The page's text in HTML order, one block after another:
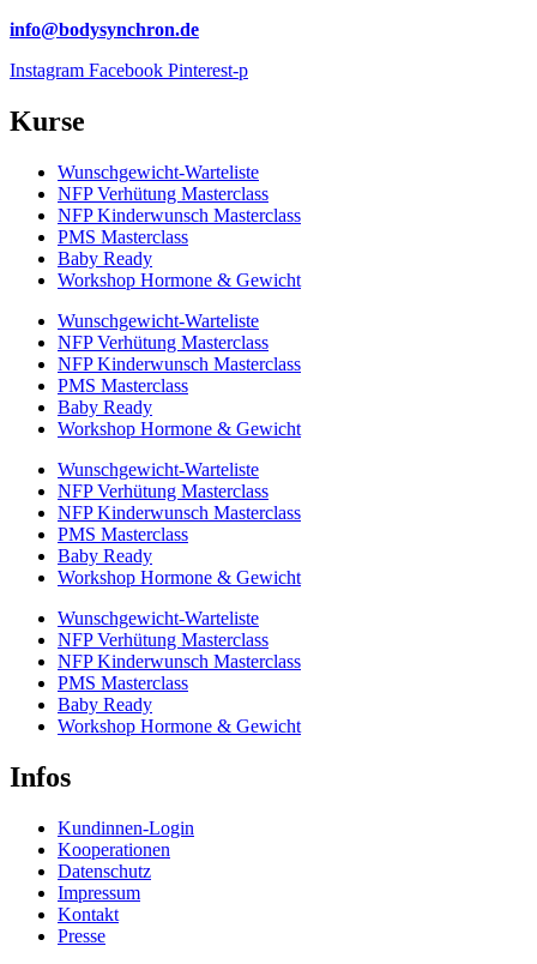
info@bodysynchron.de
Instagram Facebook Pinterest-p
Kurse
Wunschgewicht-Warteliste
NFP Verhütung Masterclass
NFP Kinderwunsch Masterclass
PMS Masterclass
Baby Ready
Workshop Hormone & Gewicht
Wunschgewicht-Warteliste
NFP Verhütung Masterclass
NFP Kinderwunsch Masterclass
PMS Masterclass
Baby Ready
Workshop Hormone & Gewicht
Wunschgewicht-Warteliste
NFP Verhütung Masterclass
NFP Kinderwunsch Masterclass
PMS Masterclass
Baby Ready
Workshop Hormone & Gewicht
Wunschgewicht-Warteliste
NFP Verhütung Masterclass
NFP Kinderwunsch Masterclass
PMS Masterclass
Baby Ready
Workshop Hormone & Gewicht
Infos
Kundinnen-Login
Kooperationen
Datenschutz
Impressum
Kontakt
Presse